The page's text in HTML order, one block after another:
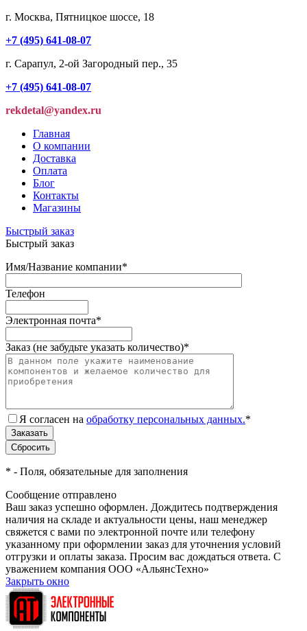
г. Москва, Пятницкое шоссе, 18
+7 (495) 641-08-07
г. Сарапул, 2-ой Загородный пер., 35
+7 (495) 641-08-07
rekdetal@yandex.ru
Главная
О компании
Доставка
Оплата
Блог
Контакты
Магазины
Быстрый заказ
Быстрый заказ
Имя/Название компании*
Телефон
Электронная почта*
Заказ (не забудьте указать количество)*
Я согласен на обработку персональных данных.*
* - Поля, обязательные для заполнения
Сообщение отправлено
Ваш заказ успешно оформлен. Дождитесь подтверждения
наличия на складе и актуальности цены, наш менеджер
свяжется с вами по электронной почте или телефону
указанному при оформлении заказ для уточнения условий
отгрузки и оплаты заказа. Просим вас дождаться ответа. С
уважением компания ООО «АльянсТехно»
Закрыть окно